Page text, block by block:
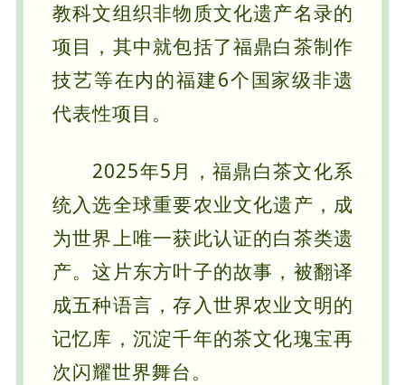
教科文组织非物质文化遗产名录的
项目，其中就包括了福鼎白茶制作
技艺等在内的福建6个国家级非遗
代表性项目。
2025年5月，福鼎白茶文化系
统入选全球重要农业文化遗产，成
为世界上唯一获此认证的白茶类遗
产。这片东方叶子的故事，被翻译
成五种语言，存入世界农业文明的
记忆库，沉淀千年的茶文化瑰宝再
次闪耀世界舞台。